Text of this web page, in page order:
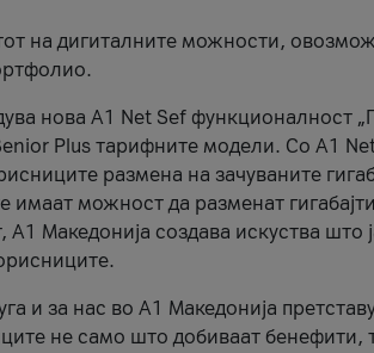
на дигиталните можности,
нова A1 Net Sef функционалност
Plus тарифните модели. Со A1
размена на зачуваните
можност да разменат
Македонија создава искуства
и за нас во А1 Македонија
не само што добиваат бенефити,